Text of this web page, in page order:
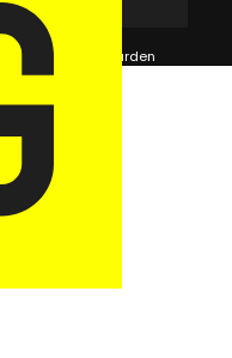
Algemene voorwaarden